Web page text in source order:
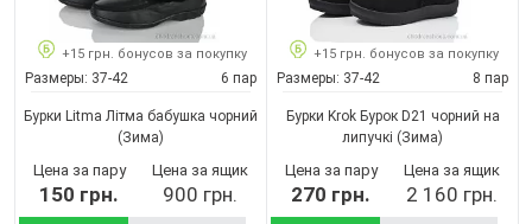
+15 грн. бонусов за покупку
Размеры: 37-42 6 пар
Бурки Litma Літма бабушка чорний
(Зима)
Цена за пару
150 грн.
Цена за ящик
900 грн.
+15 грн. бонусов за покупку
Размеры: 37-42 8 пар
Бурки Krok Бурок D21 чорний на
липучкі (Зима)
Цена за пару
270 грн.
Цена за ящик
2 160 грн.